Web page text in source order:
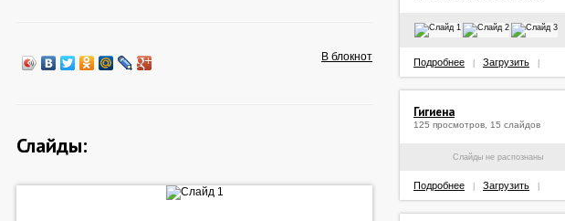
В блокнот
Слайды:
Подробнее Загрузить
Гигиена
125 просмотров, 15 слайдов
Слайды не распознаны
Подробнее Загрузить